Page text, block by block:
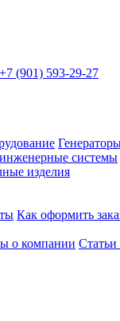
+7 (901) 593-29-27
системы
изделия
Как оформить
о компании Статьи